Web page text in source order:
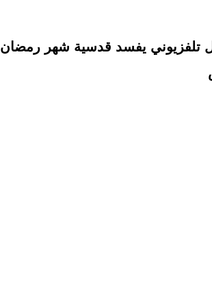
يفسد قدسية شهر رمضان